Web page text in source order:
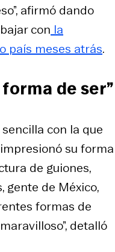
afirmó dando
con la
país meses atrás.
de ser”
con la que
su forma
de guiones,
gente de México,
formas de
detalló